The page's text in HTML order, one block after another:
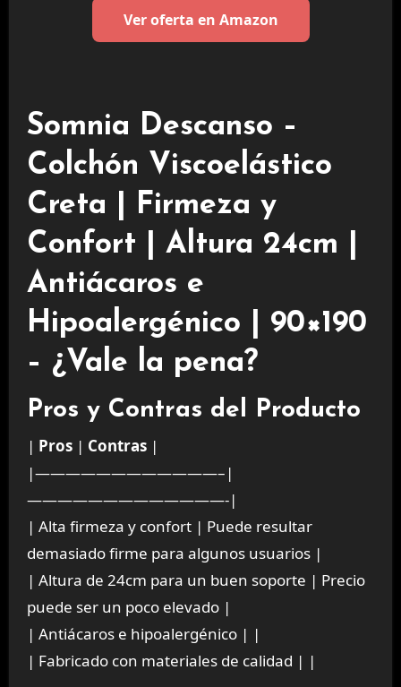
Ver oferta en Amazon
Somnia Descanso –
Colchón Viscoelástico
Creta | Firmeza y
Confort | Altura 24cm |
Antiácaros e
Hipoalergénico | 90×190
– ¿Vale la pena?
Pros y Contras del Producto
| Pros| Contras|
|————————————–|
—————————————-|
| Alta firmeza y confort | Puede resultar
demasiado firme para algunos usuarios |
| Altura de 24cm para un buen soporte | Precio
puede ser un poco elevado |
| Antiácaros e hipoalergénico | |
| Fabricado con materiales de calidad | |